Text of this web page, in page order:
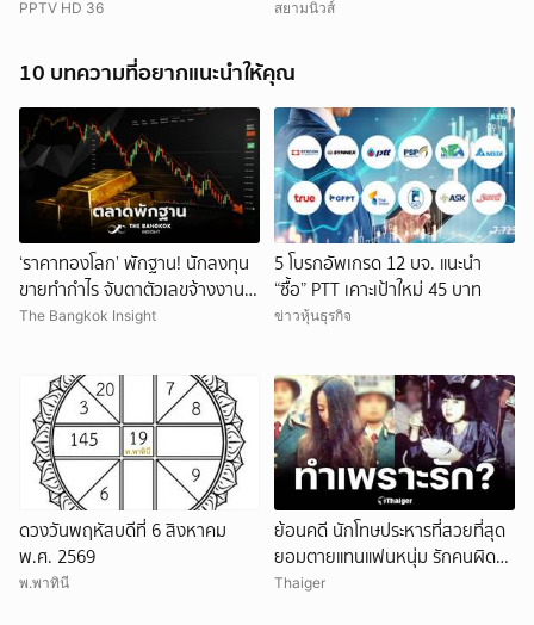
สันติภาพ
PPTV HD 36 สยามนิวส์
10 บทความที่อยากแนะนำให้คุณ
‘ราคาทองโลก’ พักฐาน! นักลงทุน
ขายทำกำไร จับตาตัวเลขจ้างงาน
สหรัฐ
The Bangkok Insight
5 โบรกอัพเกรด 12 บจ. แนะนำ
“ซื้อ” PTT เคาะเป้าใหม่ 45 บาท
ข่าวหุ้นธุรกิจ
ดวงวันพฤหัสบดีที่ 6 สิงหาคม
พ.ศ. 2569
พ.พาทินี
ย้อนคดี นักโทษประหารที่สวยที่สุด
ยอมตายแทนแฟนหนุ่ม รักคนผิด
ชีวิตดิ่งเหว
Thaiger